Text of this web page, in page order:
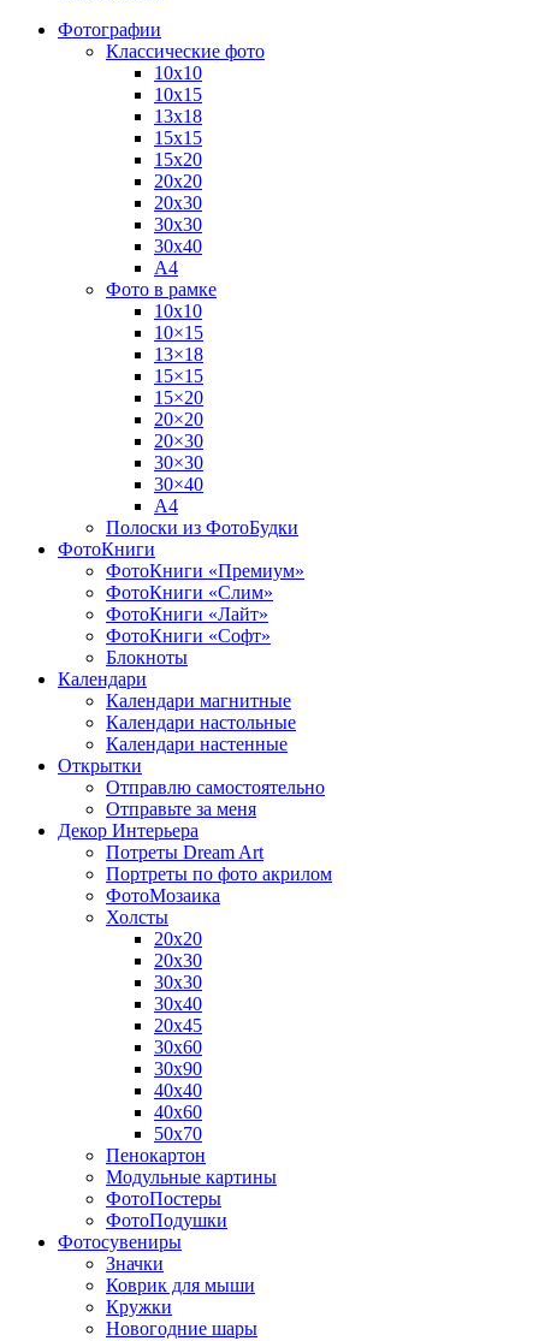
Фотографии
Классические фото
10х10
10х15
13х18
15х15
15х20
20х20
20х30
30х30
30х40
А4
Фото в рамке
10х10
10×15
13×18
15×15
15×20
20×20
20×30
30×30
30×40
A4
Полоски из ФотоБудки
ФотоКниги
ФотоКниги «Премиум»
ФотоКниги «Слим»
ФотоКниги «Лайт»
ФотоКниги «Софт»
Блокноты
Календари
Календари магнитные
Календари настольные
Календари настенные
Открытки
Отправлю самостоятельно
Отправьте за меня
Декор Интерьера
Потреты Dream Art
Портреты по фото акрилом
ФотоМозаика
Холсты
20х20
20х30
30х30
30х40
20х45
30х60
30х90
40х40
40х60
50х70
Пенокартон
Модульные картины
ФотоПостеры
ФотоПодушки
Фотоcувениры
Значки
Коврик для мыши
Кружки
Новогодние шары